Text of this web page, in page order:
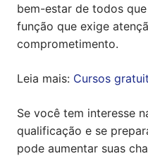
bem-estar de todos
função que exige
comprometimento.
Leia mais: Cursos
Se você tem interesse
qualificação e se
pode aumentar suas